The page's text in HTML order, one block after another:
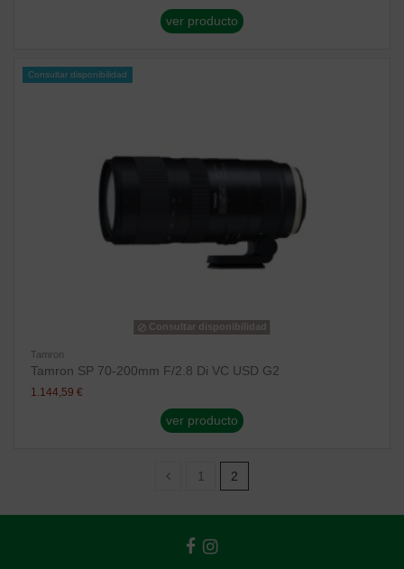
ver producto
Consultar disponibilidad
Consultar disponibilidad
Tamron
Tamron SP 70-200mm F/2.8 Di VC USD G2
1.144,59 €
ver producto
1 2